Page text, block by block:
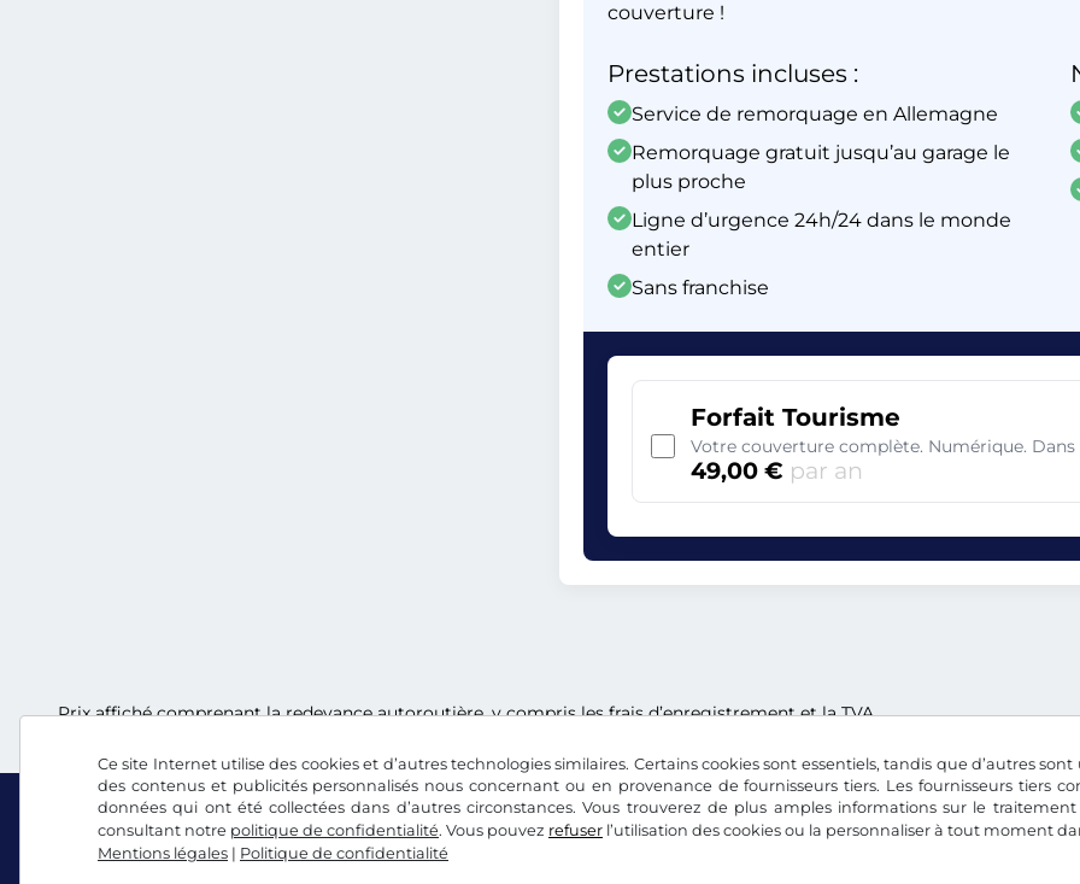
Ce site Internet utilise des cookies et d’autres technologies similaires. Certains cookies sont essentiels, tandis que d’autres
des contenus et publicités personnalisés nous concernant ou en provenance de fournisseurs tiers. Les fournisseurs tiers
données qui ont été collectées dans d’autres circonstances. Vous trouverez de plus amples informations sur le
consultant notre politique de confidentialité. Vous pouvez refuser l’utilisation des cookies ou la personnaliser à tout moment
Mentions légales | Politique de confidentialité
couverture !
Prestations incluses :
Service de remorquage en Allemagne
Remorquage gratuit jusqu’au garage le
plus proche
Ligne d’urgence 24h/24 dans le monde
entier
Sans franchise
Forfait Tourisme
Votre couverture complète. Numérique. Dans
49,00 € par an
Prix affiché comprenant la redevance autoroutière, y compris les frais d’enregistrement et la TVA.